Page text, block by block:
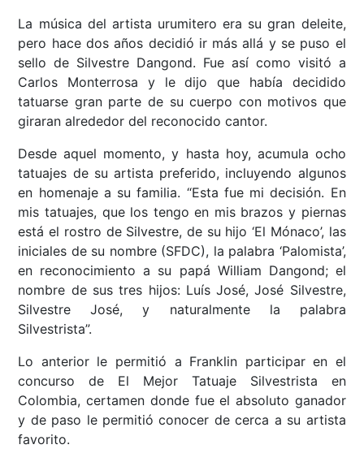
La música del artista urumitero era su gran deleite,
pero hace dos años decidió ir más allá y se puso el
sello de Silvestre Dangond. Fue así como visitó a
Carlos Monterrosa y le dijo que había decidido
tatuarse gran parte de su cuerpo con motivos que
giraran alrededor del reconocido cantor.
Desde aquel momento, y hasta hoy, acumula ocho
tatuajes de su artista preferido, incluyendo algunos
en homenaje a su familia. “Esta fue mi decisión. En
mis tatuajes, que los tengo en mis brazos y piernas
está el rostro de Silvestre, de su hijo ‘El Mónaco’, las
iniciales de su nombre (SFDC), la palabra ‘Palomista’,
en reconocimiento a su papá William Dangond; el
nombre de sus tres hijos: Luís José, José Silvestre,
Silvestre José, y naturalmente la palabra
Silvestrista”.
Lo anterior le permitió a Franklin participar en el
concurso de El Mejor Tatuaje Silvestrista en
Colombia, certamen donde fue el absoluto ganador
y de paso le permitió conocer de cerca a su artista
favorito.